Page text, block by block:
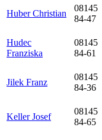
Huber Christian
08145
84-47
Hudec
Franziska
08145
84-61
Jilek Franz
08145
84-36
Keller Josef
08145
84-65